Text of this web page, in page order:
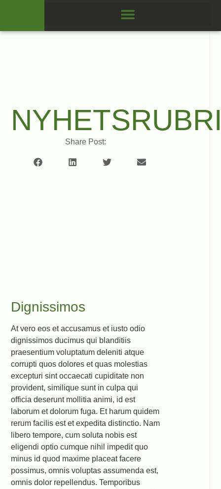
Share Post:
Dignissimos
At vero eos et accusamus et iusto odio
dignissimos ducimus qui blanditiis
praesentium voluptatum deleniti atque
corrupti quos dolores et quas molestias
excepturi sint occaecati cupiditate non
provident, similique sunt in culpa qui
officia deserunt mollitia animi, id est
laborum et dolorum fuga. Et harum quidem
rerum facilis est et expedita distinctio. Nam
libero tempore, cum soluta nobis est
eligendi optio cumque nihil impedit quo
minus id quod maxime placeat facere
possimus, omnis voluptas assumenda est,
omnis dolor repellendus. Temporibus